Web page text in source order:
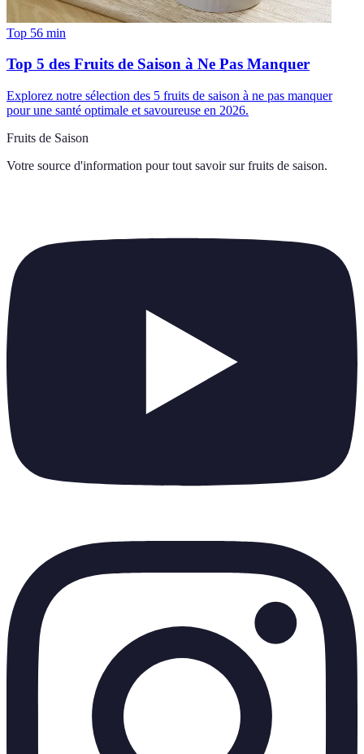
Top 56 min
Top 5 des Fruits de Saison à Ne Pas Manquer
Explorez notre sélection des 5 fruits de saison à ne pas manquer
pour une santé optimale et savoureuse en 2026.
Fruits de Saison
Votre source d'information pour tout savoir sur fruits de saison.